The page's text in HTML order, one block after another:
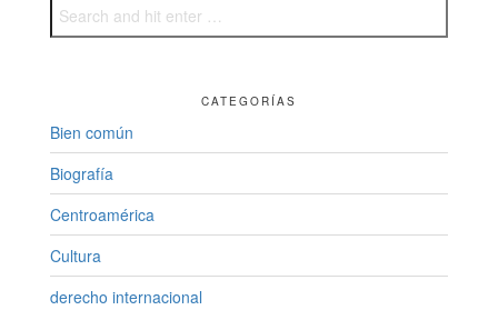
CATEGORÍAS
Bien común
Biografía
Centroamérica
Cultura
derecho internacional